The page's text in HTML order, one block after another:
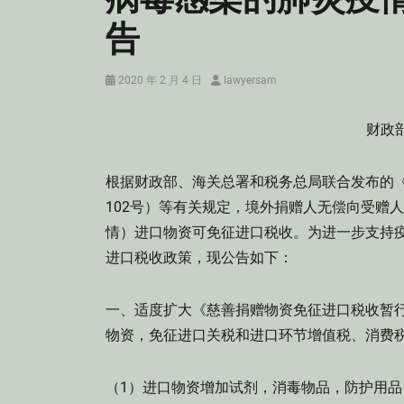
告
Posted
2020 年 2 月 4 日 Authorlawyersam
财政
根据财政部、海关总署和税务总局联合发布的
102号）等有关规定，境外捐赠人无偿向受赠
情）进口物资可免征进口税收。为进一步支
进口税收政策，现公告如下：
一、适度扩大《慈善捐赠物资免征进口税收暂
物资，免征进口关税和进口环节增值税、消费
（1）进口物资增加试剂，消毒物品，防护用